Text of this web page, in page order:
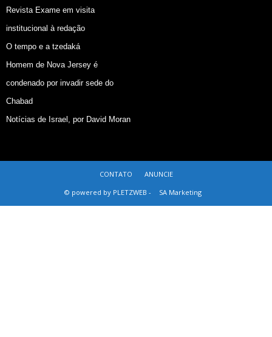
Revista Exame em visita
institucional à redação
O tempo e a tzedaká
Homem de Nova Jersey é
condenado por invadir sede do
Chabad
Notícias de Israel, por David Moran
CONTATO
ANUNCIE
© powered by PLETZWEB -
SA Marketing